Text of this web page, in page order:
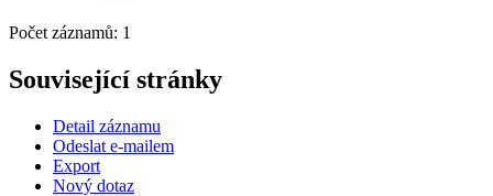
Počet záznamů: 1
Související stránky
Detail záznamu
Odeslat e-mailem
Export
Nový dotaz